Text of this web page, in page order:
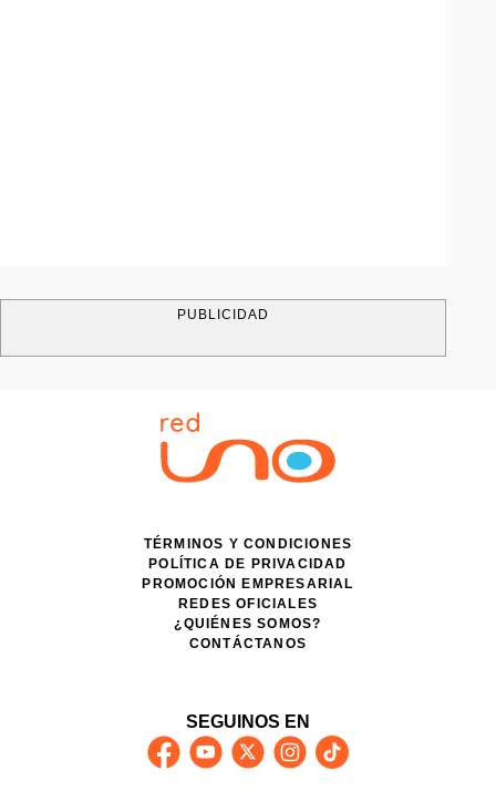
PUBLICIDAD
TÉRMINOS Y CONDICIONES
POLÍTICA DE PRIVACIDAD
PROMOCIÓN EMPRESARIAL
REDES OFICIALES
¿QUIÉNES SOMOS?
CONTÁCTANOS
SEGUINOS EN